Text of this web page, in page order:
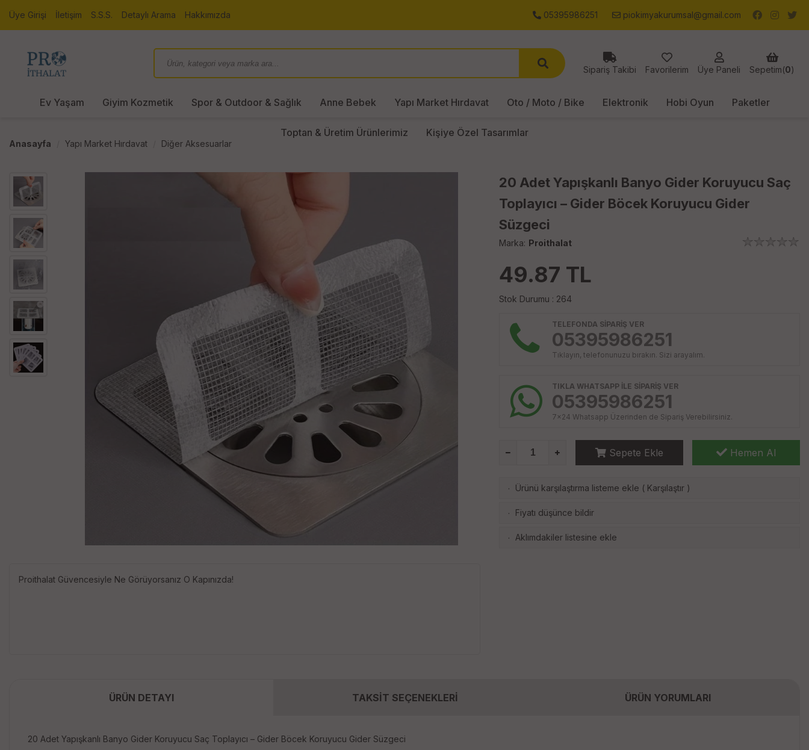
Üye Girişi İletişim S.S.S. Detaylı Arama Hakkımızda 05395986251 piokimyakurumsal@gmail.com
Sipariş Takibi Favorilerim Üye Paneli Sepetim(0)
Ev Yaşam Giyim Kozmetik Spor & Outdoor & Sağlık Anne Bebek Yapı Market Hırdavat Oto / Moto / Bike Elektronik Hobi Oyun Paketler
Toptan & Üretim Ürünlerimiz Kişiye Özel Tasarımlar
Anasayfa Yapı Market Hırdavat Diğer Aksesuarlar
Proithalat Güvencesiyle Ne Görüyorsanız O Kapınızda!
20 Adet Yapışkanlı Banyo Gider Koruyucu Saç
Toplayıcı – Gider Böcek Koruyucu Gider
Süzgeci
Marka: Proithalat
49.87 TL
Stok Durumu : 264
TELEFONDA SİPARİŞ VER
05395986251
Tıklayın, telefonunuzu bırakın. Sizi arayalım.
TIKLA WHATSAPP İLE SİPARİŞ VER
05395986251
7x24 Whatsapp Üzerinden de Sipariş Verebilirsiniz.
Sepete Ekle Hemen Al
· Ürünü karşılaştırma listeme ekle ( Karşılaştır )
· Fiyatı düşünce bildir
· Aklımdakiler listesine ekle
ÜRÜN DETAYI TAKSİT SEÇENEKLERİ ÜRÜN YORUMLARI
20 Adet Yapışkanlı Banyo Gider Koruyucu Saç Toplayıcı – Gider Böcek Koruyucu Gider Süzgeci